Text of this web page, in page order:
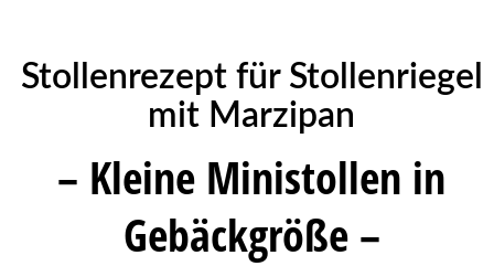
Stollenrezept für Stollenriegel
mit Marzipan
– Kleine Ministollen in
Gebäckgröße –